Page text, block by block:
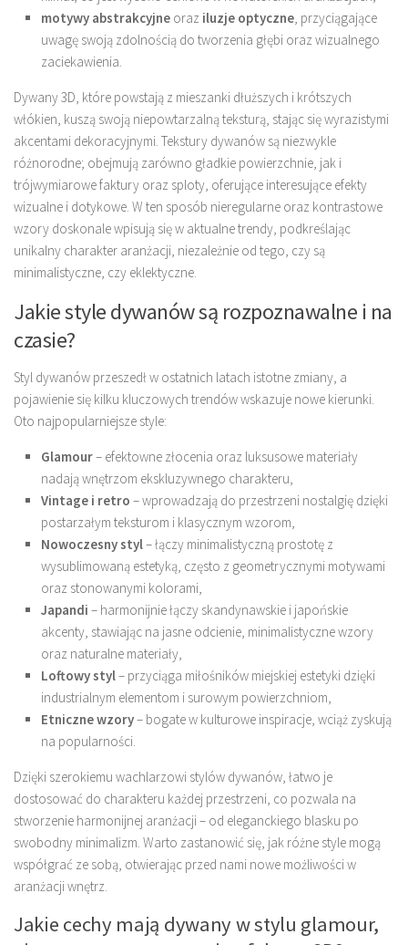
motywy abstrakcyjne oraz iluzje optyczne, przyciągające
uwagę swoją zdolnością do tworzenia głębi oraz wizualnego
zaciekawienia.
Dywany 3D, które powstają z mieszanki dłuższych i krótszych
włókien, kuszą swoją niepowtarzalną teksturą, stając się wyrazistymi
akcentami dekoracyjnymi. Tekstury dywanów są niezwykle
różnorodne; obejmują zarówno gładkie powierzchnie, jak i
trójwymiarowe faktury oraz sploty, oferujące interesujące efekty
wizualne i dotykowe. W ten sposób nieregularne oraz kontrastowe
wzory doskonale wpisują się w aktualne trendy, podkreślając
unikalny charakter aranżacji, niezależnie od tego, czy są
minimalistyczne, czy eklektyczne.
Jakie style dywanów są rozpoznawalne i na
czasie?
Styl dywanów przeszedł w ostatnich latach istotne zmiany, a
pojawienie się kilku kluczowych trendów wskazuje nowe kierunki.
Oto najpopularniejsze style:
Glamour– efektowne złocenia oraz luksusowe materiały
nadają wnętrzom ekskluzywnego charakteru,
Vintage i retro – wprowadzają do przestrzeni nostalgię dzięki
postarzałym teksturom i klasycznym wzorom,
Nowoczesny styl– łączy minimalistyczną prostotę z
wysublimowaną estetyką, często z geometrycznymi motywami
oraz stonowanymi kolorami,
Japandi – harmonijnie łączy skandynawskie i japońskie
akcenty, stawiając na jasne odcienie, minimalistyczne wzory
oraz naturalne materiały,
Loftowy styl– przyciąga miłośników miejskiej estetyki dzięki
industrialnym elementom i surowym powierzchniom,
Etniczne wzory– bogate w kulturowe inspiracje, wciąż zyskują
na popularności.
Dzięki szerokiemu wachlarzowi stylów dywanów, łatwo je
dostosować do charakteru każdej przestrzeni, co pozwala na
stworzenie harmonijnej aranżacji – od eleganckiego blasku po
swobodny minimalizm. Warto zastanowić się, jak różne style mogą
współgrać ze sobą, otwierając przed nami nowe możliwości w
aranżacji wnętrz.
Jakie cechy mają dywany w stylu glamour,